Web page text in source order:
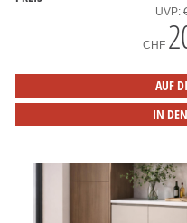
UVP:
CHF
AUF
IN